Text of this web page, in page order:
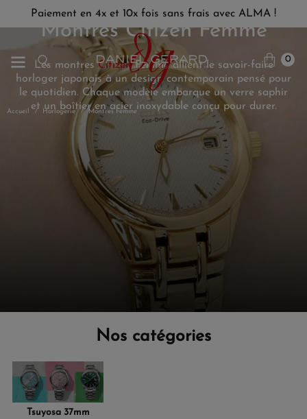
Paiement en 4x et 10x fois sans frais avec ALMA !
0
Accueil Horlogerie Montres Femme
Montres Citizen Femme
Les montresCitizenFemme allient le savoir-faire
horloger japonais à un design contemporain pensé pour
le quotidien. Chaque modèle embarque un verre saphir
et un boîtier en acier inoxydable conçu pour durer.
Nos catégories
Tsuyosa 37mm